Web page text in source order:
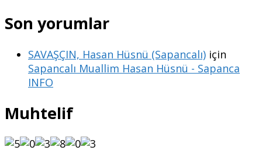
Son yorumlar
SAVAŞÇIN, Hasan Hüsnü (Sapancalı) için
Sapancalı Muallim Hasan Hüsnü - Sapanca
INFO
Muhtelif